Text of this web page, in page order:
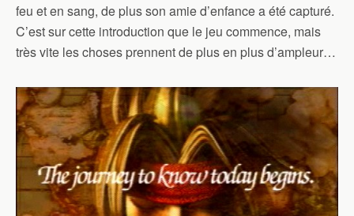
feu et en sang, de plus son amie d’enfance a été capturé.
C’est sur cette introduction que le jeu commence, mais
très vite les choses prennent de plus en plus d’ampleur…